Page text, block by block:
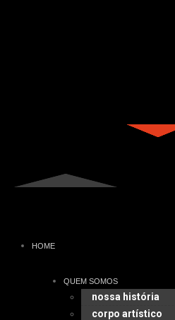
HOME
QUEM SOMOS
nossa história
corpo artístico